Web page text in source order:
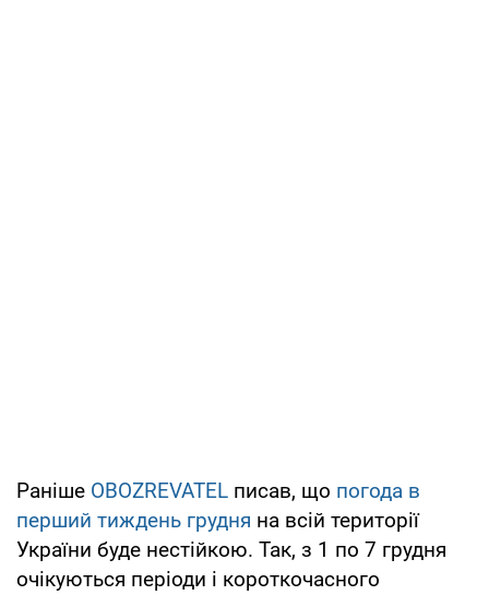
Раніше OBOZREVATEL писав, що погода в
перший тиждень грудня на всій території
України буде нестійкою. Так, з 1 по 7 грудня
очікуються періоди і короткочасного